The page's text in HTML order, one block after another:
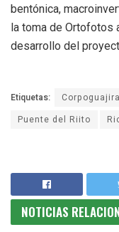
bentónica,
la toma de Ortofotos
desarrollo del
Etiquetas: Corpoguajira
Puente del Riito
NOTICIAS